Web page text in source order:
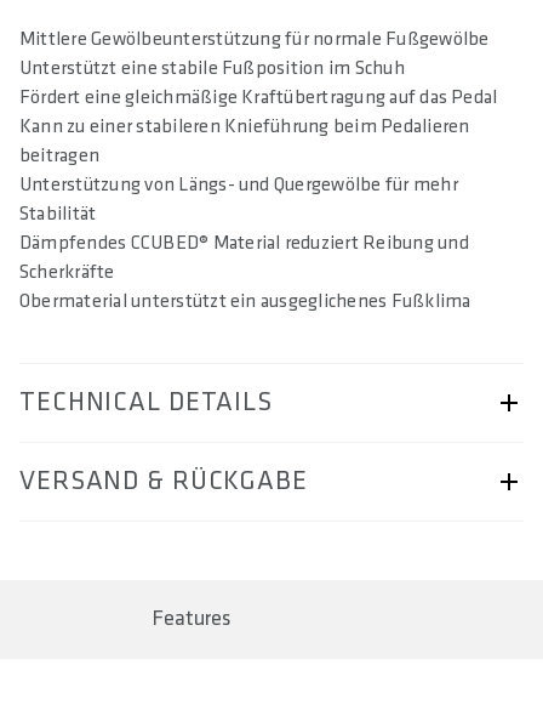
Mittlere Gewölbeunterstützung für normale Fußgewölbe
Unterstützt eine stabile Fußposition im Schuh
Fördert eine gleichmäßige Kraftübertragung auf das Pedal
Kann zu einer stabileren Knieführung beim Pedalieren
beitragen
Unterstützung von Längs- und Quergewölbe für mehr
Stabilität
Dämpfendes CCUBED® Material reduziert Reibung und
Scherkräfte
Obermaterial unterstützt ein ausgeglichenes Fußklima
TECHNICAL DETAILS
ARTIKELNUMMER
EINSATZBEREICH
VERSAND & RÜCKGABE
Features